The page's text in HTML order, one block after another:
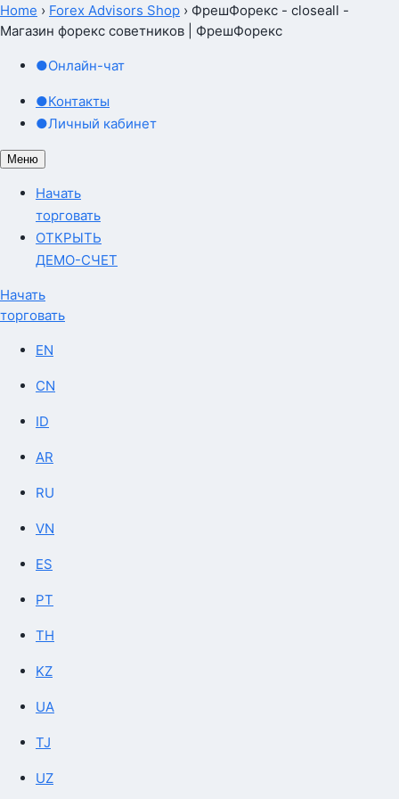
ФрешФорекс - closeall -
Home › Forex Advisors Shop › ФрешФорекс - closeall -
Магазин форекс советников | ФрешФорекс
●Онлайн-чат
●Контакты
●Личный кабинет
Меню
Начать
торговать
ОТКРЫТЬ
ДЕМО-СЧЕТ
Начать
торговать
EN
CN
ID
AR
RU
VN
ES
PT
TH
KZ
UA
TJ
UZ